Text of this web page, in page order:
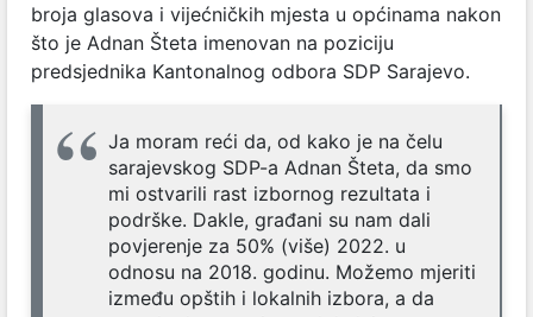
broja glasova i vijećničkih mjesta u općinama nakon
što je Adnan Šteta imenovan na poziciju
predsjednika Kantonalnog odbora SDP Sarajevo.
Ja moram reći da, od kako je na čelu
sarajevskog SDP-a Adnan Šteta, da smo
mi ostvarili rast izbornog rezultata i
podrške. Dakle, građani su nam dali
povjerenje za 50% (više) 2022. u
odnosu na 2018. godinu. Možemo mjeriti
između opštih i lokalnih izbora, a da